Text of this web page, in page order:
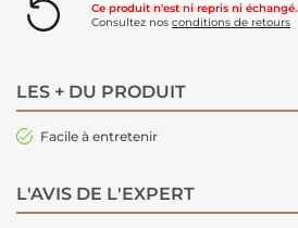
Ce produit n'est ni repris ni échangé.
Consultez nos conditions de retours
LES + DU PRODUIT
Facile à entretenir
L'AVIS DE L'EXPERT